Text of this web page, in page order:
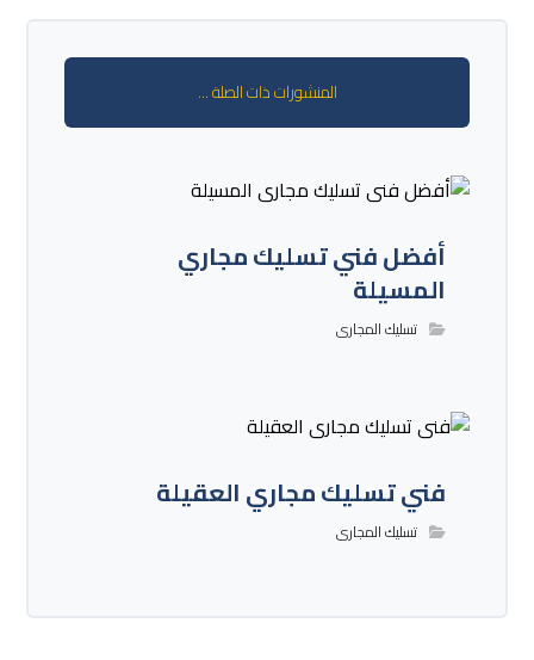
المنشورات ذات الصلة ...
أفضل فني تسليك مجاري
المسيلة
تسليك المجارى
فني تسليك مجاري العقيلة
تسليك المجارى